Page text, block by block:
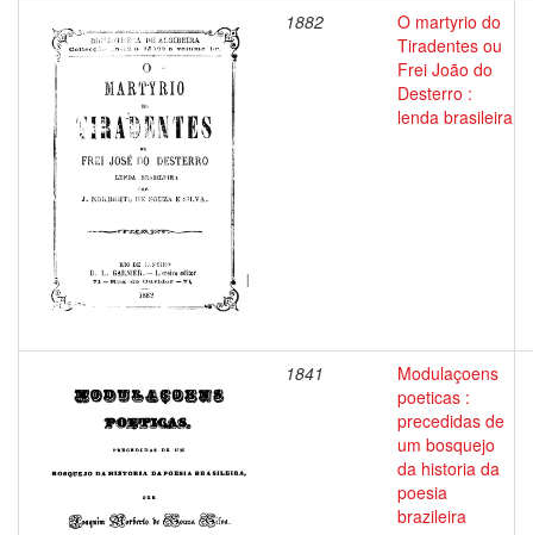
1882
O martyrio do
Tiradentes ou
Frei João do
Desterro :
lenda brasileira
1841
Modulaçoens
poeticas :
precedidas de
um bosquejo
da historia da
poesia
brazileira